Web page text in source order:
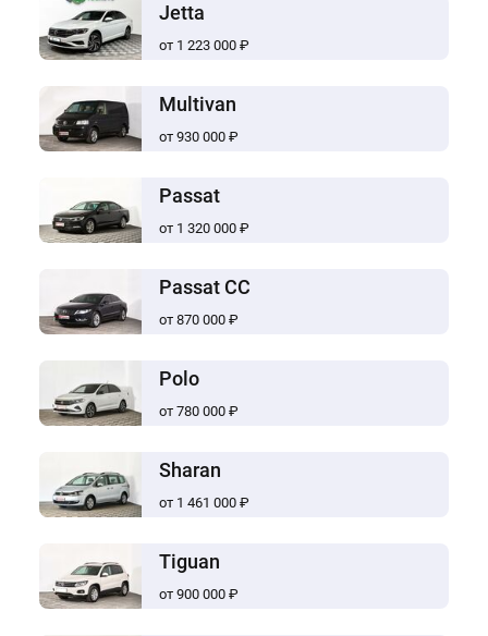
Jetta
от 1 223 000 ₽
Multivan
от 930 000 ₽
Passat
от 1 320 000 ₽
Passat CC
от 870 000 ₽
Polo
от 780 000 ₽
Sharan
от 1 461 000 ₽
Tiguan
от 900 000 ₽